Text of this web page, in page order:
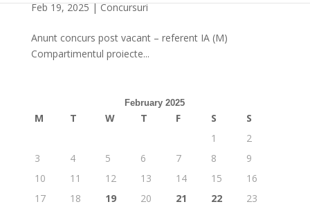
Feb 19, 2025|Concursuri
Anunt concurs post vacant – referent IA (M)
Compartimentul proiecte...
February 2025
M T W T F S
S
1
2
3
4 5 6 7 8
9
10
11 12 13 14 15
16
17
18 19 20 21 22
23